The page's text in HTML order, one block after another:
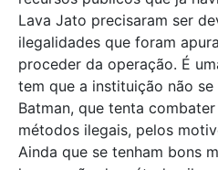
Lava Jato precisaram ser
ilegalidades que foram
proceder da operação. É
tem que a instituição não
Batman, que tenta
métodos ilegais, pelos
Ainda que se tenham bons